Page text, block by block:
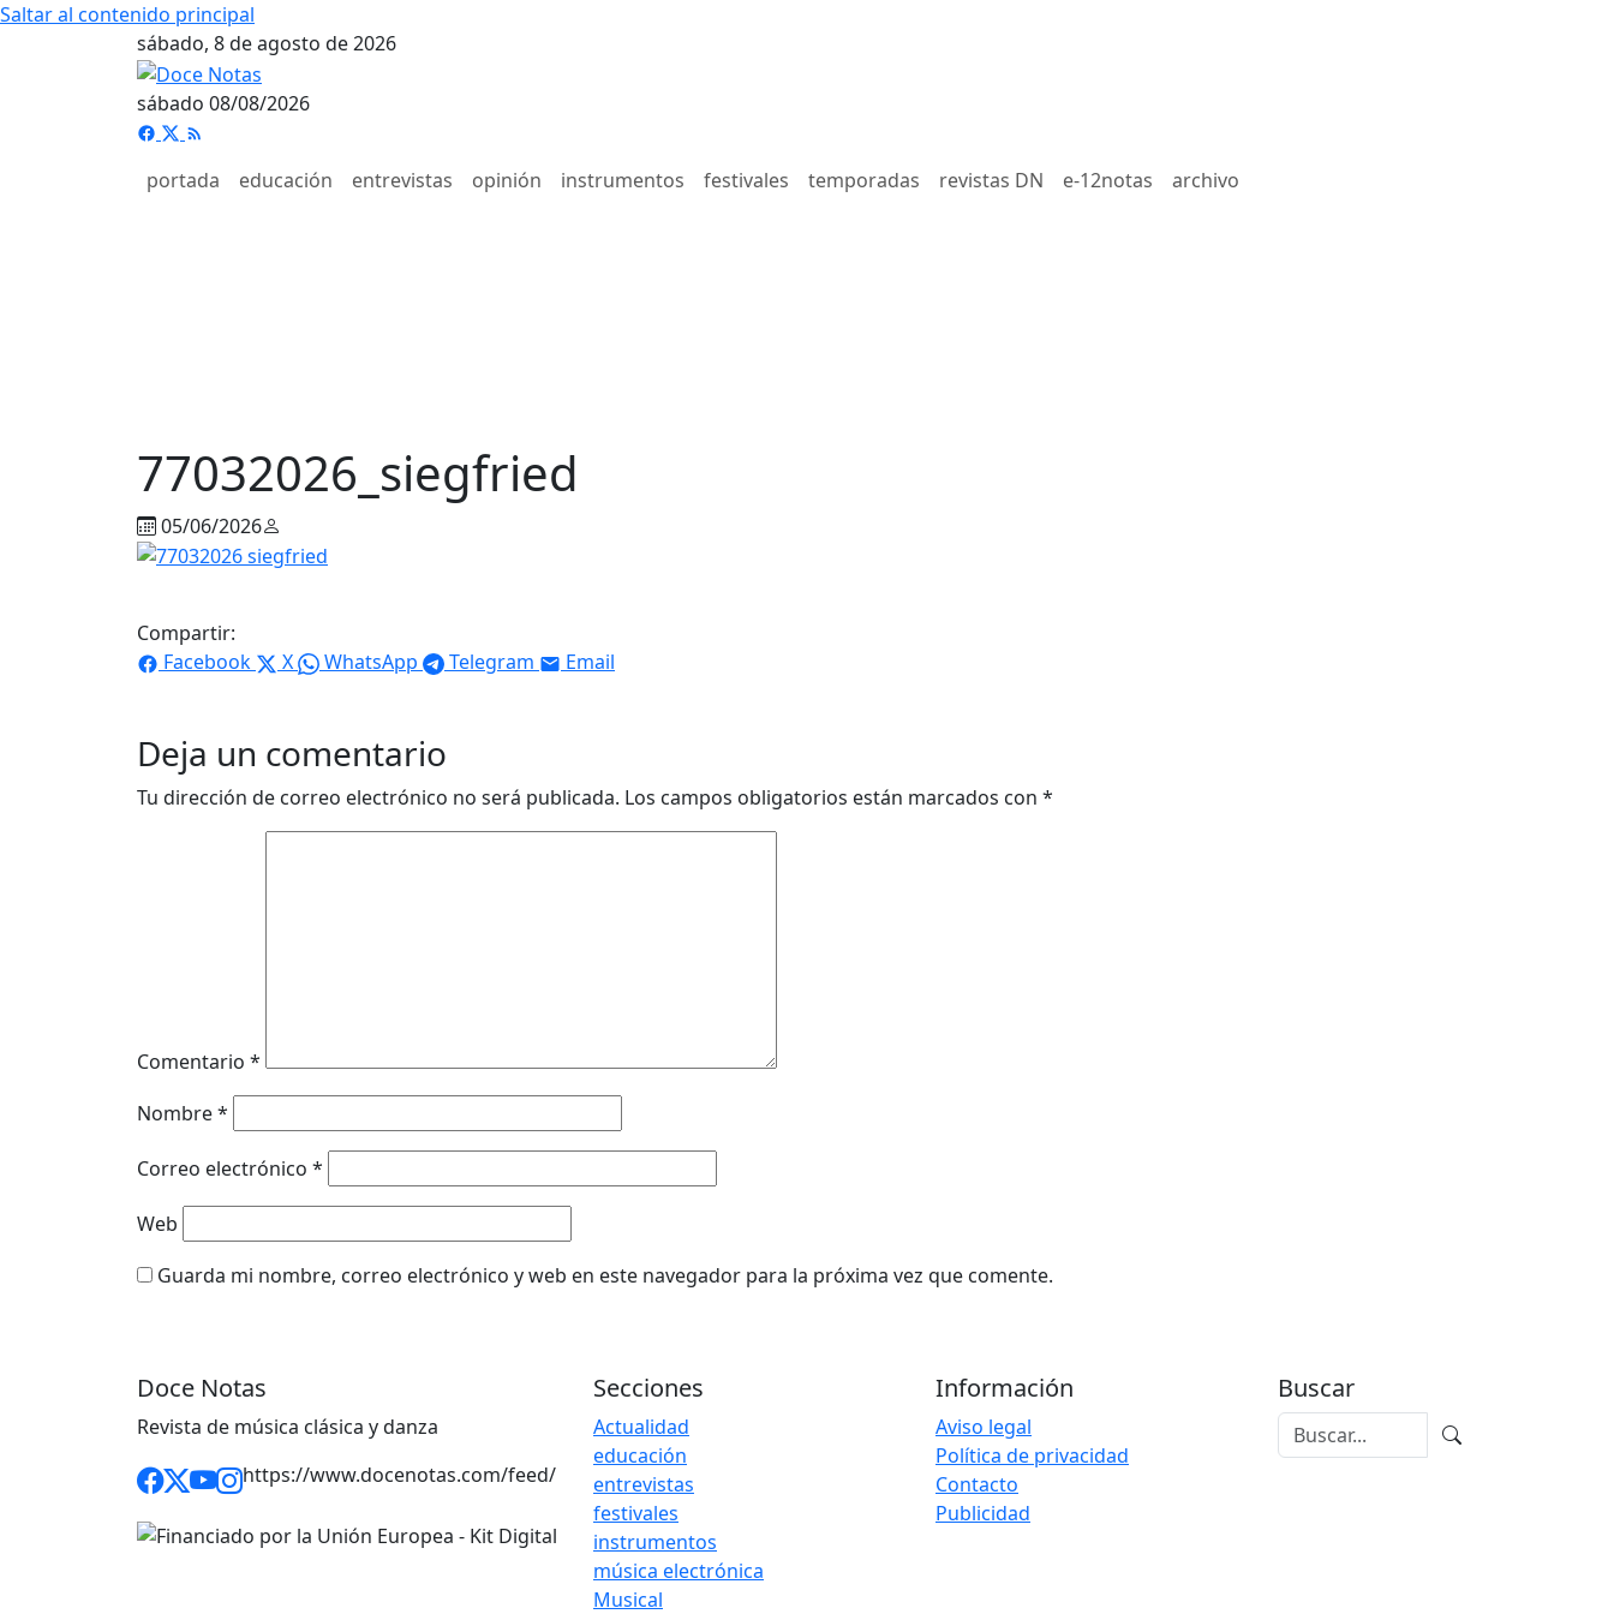
Saltar al contenido principal
sábado, 8 de agosto de 2026
sábado 08/08/2026
portada educación entrevistas opinión instrumentos festivales temporadas revistas DN e-12notas archivo
77032026_siegfried
05/06/2026
Compartir:
Facebook
X WhatsApp Telegram Email
Deja un comentario
Tu dirección de correo electrónico no será publicada. Los campos obligatorios están marcados con *
Comentario *
Nombre*
Correo electrónico *
Web
Guarda mi nombre, correo electrónico y web en este navegador para la próxima vez que comente.
Doce Notas
Revista de música clásica y danza
https://www.docenotas.com/feed/
Secciones
Actualidad
educación
entrevistas
festivales
instrumentos
música electrónica
Musical
Información
Aviso legal
Política de privacidad
Contacto
Publicidad
Buscar